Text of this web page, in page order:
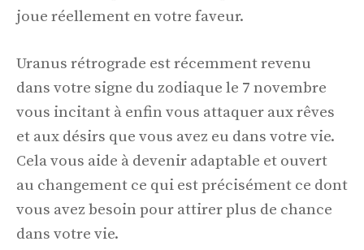
joue réellement en votre faveur.
Uranus rétrograde est récemment revenu
dans votre signe du zodiaque le 7 novembre
vous incitant à enfin vous attaquer aux rêves
et aux désirs que vous avez eu dans votre vie.
Cela vous aide à devenir adaptable et ouvert
au changement ce qui est précisément ce dont
vous avez besoin pour attirer plus de chance
dans votre vie.